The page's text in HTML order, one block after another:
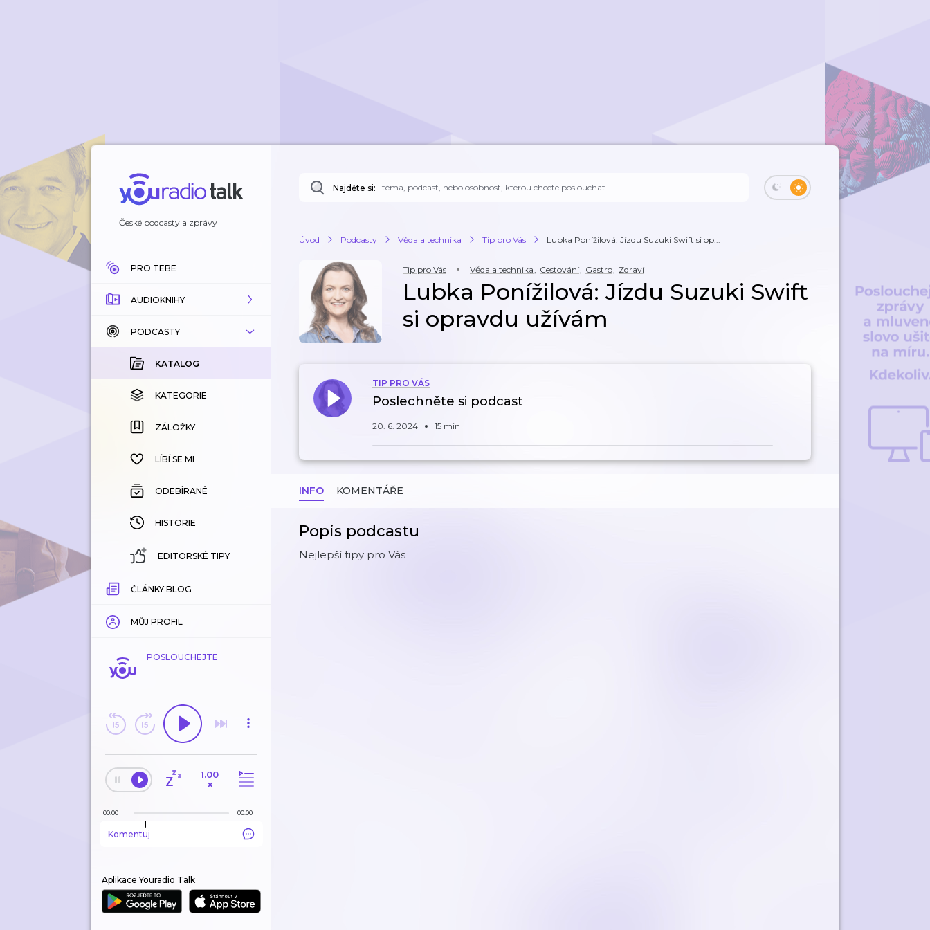
České podcasty a zprávy
PRO TEBE
AUDIOKNIHY
KATALOG
KOUPENÉ
KATEGORIE
ZÁLOŽKY
HISTORIE
PODCASTY
KATALOG
KATEGORIE
ZÁLOŽKY
LÍBÍ SE MI
ODEBÍRANÉ
HISTORIE
EDITORSKÉ TIPY
ČLÁNKY BLOG
MŮJ PROFIL
POSLOUCHEJTE
1.00
×
00:00 00:00
Komentuj
Aplikace Youradio Talk
Najděte si:
Úvod Podcasty Věda a technika Tip pro Vás Lubka Ponížilová: Jízdu Suzuki Swift si op...
Tip pro Vás Věda a technika, Cestování, Gastro, Zdraví
Lubka Ponížilová: Jízdu Suzuki Swift
si opravdu užívám
TIP PRO VÁS
Poslechněte si podcast
20. 6. 2024 15 min
INFO KOMENTÁŘE
Popis podcastu
Nejlepší tipy pro Vás